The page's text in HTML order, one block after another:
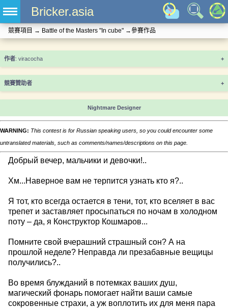
Bricker.asia
競賽項目 → Battle of the Masters "In cube" →參賽作品
+
競賽贊助者 +
Nightmare Designer
WARNING: This contest is for Russian speaking users, so you could encounter some
untranslated materials, such as comments/names/descriptions on this page.
Добрый вечер, мальчики и девочки!..
Хм...Наверное вам не терпится узнать кто я?..
Я тот, кто всегда остается в тени, тот, кто вселяет в вас
трепет и заставляет просыпаться по ночам в холодном
поту – да, я Конструктор Кошмаров...
Помните свой вчерашний страшный сон? А на
прошлой неделе? Неправда ли презабавные вещицы
получились?..
Во время блужданий в потемках ваших душ,
магический фонарь помогает найти ваши самые
сокровенные страхи, а уж воплотить их для меня пара